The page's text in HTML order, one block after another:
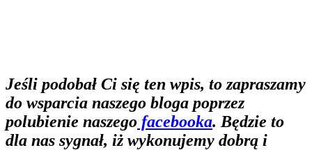
Jeśli podobał Ci się ten wpis, to zapraszamy
do wsparcia naszego bloga poprzez
polubienie naszego facebooka. Będzie to
dla nas sygnał, iż wykonujemy dobrą i